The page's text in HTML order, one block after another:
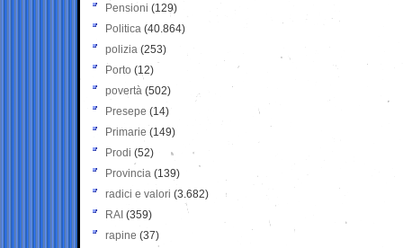
Pensioni (129)
Politica (40.864)
polizia (253)
Porto (12)
povertà (502)
Presepe (14)
Primarie (149)
Prodi (52)
Provincia (139)
radici e valori (3.682)
RAI (359)
rapine (37)